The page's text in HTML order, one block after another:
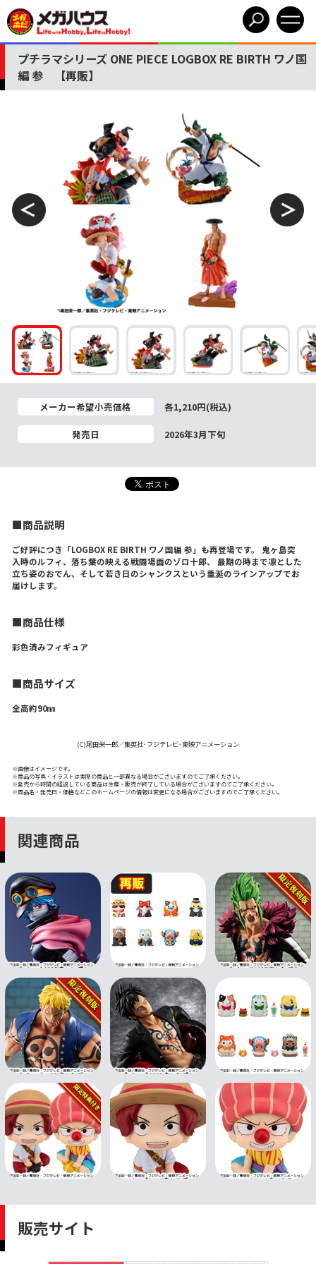
プチラマシリーズ ONE PIECE LOGBOX RE BIRTH ワノ国
編 参 【再販】
メーカー希望小売価格 各1,210円(税込)
発売日 2026年3月下旬
■商品説明
ご好評につき「LOGBOX RE BIRTH ワノ国編 参」も再登場です。 鬼ヶ島突
入時のルフィ、落ち葉の映える戦闘場面のゾロ十郎、 最期の時まで凛とした
立ち姿のおでん、そして若き日のシャンクスという垂涎のラインアップでお
届けします。
■商品仕様
彩色済みフィギュア
■商品サイズ
全高約90㎜
(C)尾田栄一郎／集英社･フジテレビ･東映アニメーション
※画像はイメージです。
※商品の写真・イラストは実際の商品と一部異なる場合がございますのでご了承ください。
※発売から時間の経過している商品は生産・販売が終了している場合がございますのでご了承ください。
※商品名・発売日・価格などこのホームページの情報は変更になる場合がございますのでご了承ください。
関連商品
販売サイト